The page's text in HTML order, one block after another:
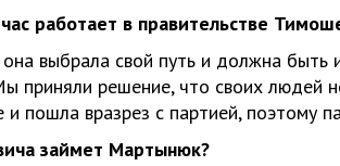
работает в правительстве
выбрала свой путь и должна быть
приняли решение, что своих людей
пошла вразрез с партией, поэтому
займет Мартынюк?